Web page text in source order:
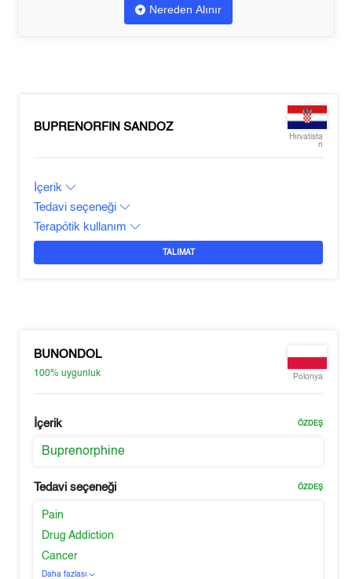
Nereden Alınır
BUPRENORFIN SANDOZ
Hırvatista
n
İçerik
Tedavi seçeneği
Terapötik kullanım
TALIMAT
BUNONDOL
100%uygunluk Polonya
İçerik ÖZDEŞ
Buprenorphine
Tedavi seçeneği ÖZDEŞ
Pain
Drug Addiction
Cancer
Daha fazlası